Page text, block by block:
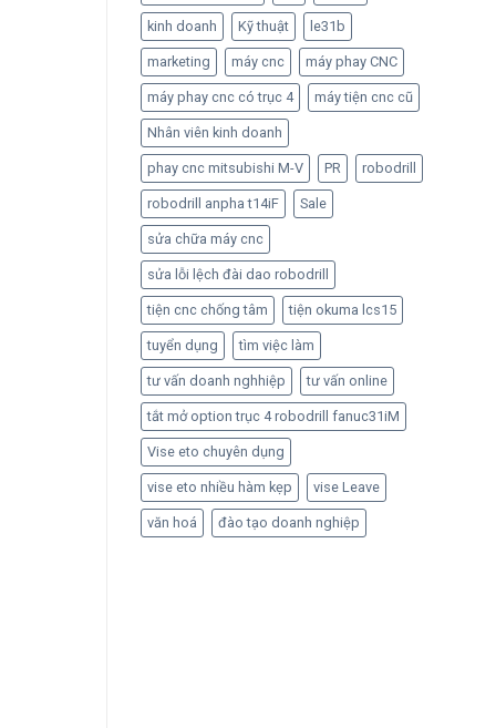
kinh doanh Kỹ thuật le31b
marketing máy cnc máy phay CNC
máy phay cnc có trục 4 máy tiện cnc cũ
Nhân viên kinh doanh
phay cnc mitsubishi M-V PR robodrill
robodrill anpha t14iF Sale
sửa chữa máy cnc
sửa lỗi lệch đài dao robodrill
tiện cnc chống tâm tiện okuma lcs15
tuyển dụng tìm việc làm
tư vấn doanh nghhiệp tư vấn online
tắt mở option trục 4 robodrill fanuc31iM
Vise eto chuyên dụng
vise eto nhiều hàm kẹp vise Leave
văn hoá đào tạo doanh nghiệp